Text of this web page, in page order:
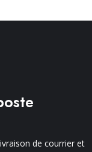
de courrier et